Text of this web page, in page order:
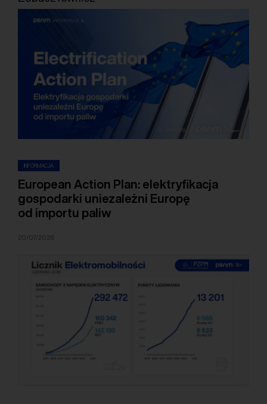
INFORMACJA
European Action Plan: elektryfikacja
gospodarki uniezależni Europę
od importu paliw
20/07/2026